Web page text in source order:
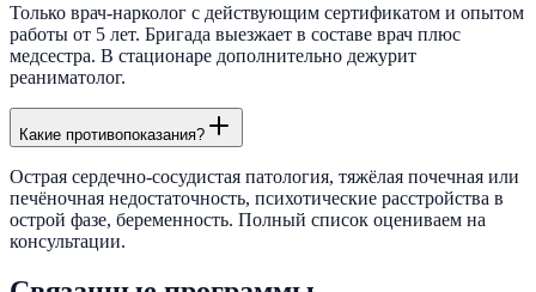
Только врач-нарколог с действующим сертификатом и опытом
работы от 5 лет. Бригада выезжает в составе врач плюс
медсестра. В стационаре дополнительно дежурит
реаниматолог.
Какие противопоказания?
Острая сердечно-сосудистая патология, тяжёлая почечная или
печёночная недостаточность, психотические расстройства в
острой фазе, беременность. Полный список оцениваем на
консультации.